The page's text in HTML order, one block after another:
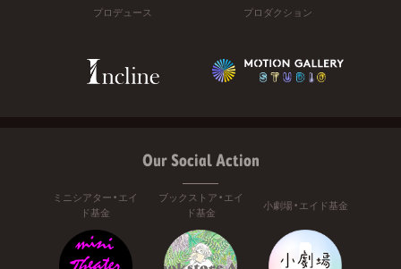
プロデュース プロダクション
Our Social Action
ミニシアター・エイ
ド基金
ブックストア・エイ
ド基金
小劇場・エイド基金